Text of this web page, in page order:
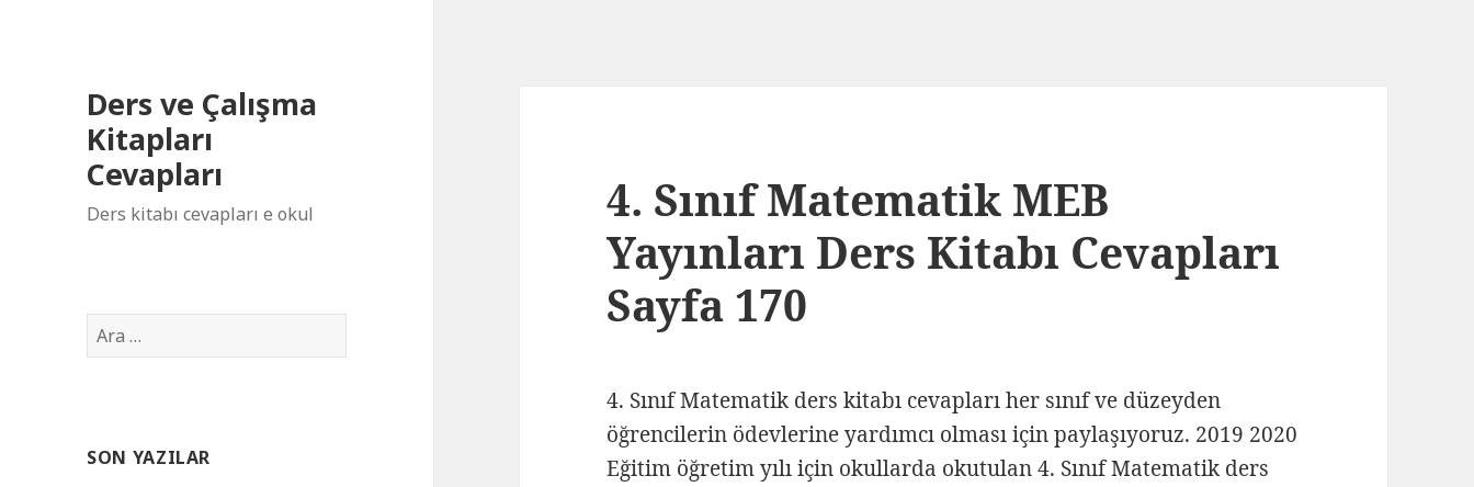
Ders ve Çalışma
Kitapları
Cevapları
Ders kitabı cevapları e okul
Arama:
SON YAZILAR
4. Sınıf Matematik MEB
Yayınları Ders Kitabı Cevapları
Sayfa 170
4. Sınıf Matematik ders kitabı cevapları her sınıf ve düzeyden
öğrencilerin ödevlerine yardımcı olması için paylaşıyoruz. 2019 2020
Eğitim öğretim yılı için okullarda okutulan 4. Sınıf Matematik ders